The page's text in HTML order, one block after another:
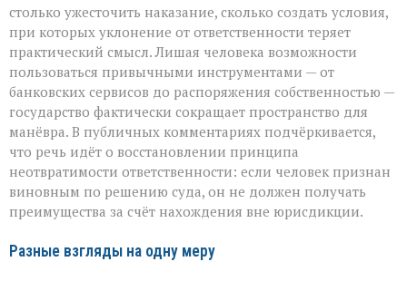
столько ужесточить наказание, сколько создать условия,
при которых уклонение от ответственности теряет
практический смысл. Лишая человека возможности
пользоваться привычными инструментами — от
банковских сервисов до распоряжения собственностью —
государство фактически сокращает пространство для
манёвра. В публичных комментариях подчёркивается,
что речь идёт о восстановлении принципа
неотвратимости ответственности: если человек признан
виновным по решению суда, он не должен получать
преимущества за счёт нахождения вне юрисдикции.
Разные взгляды на одну меру